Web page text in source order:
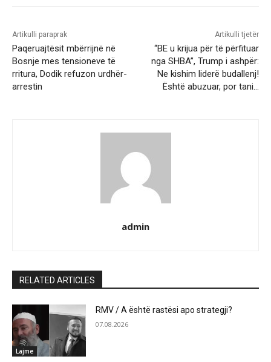
Artikulli paraprak
Paqeruajtësit mbërrijnë në
Bosnje mes tensioneve të
rritura, Dodik refuzon urdhër-
arrestin
Artikulli tjetër
“BE u krijua për të përfituar
nga SHBA”, Trump i ashpër:
Ne kishim liderë budallenj!
Është abuzuar, por tani…
admin
RELATED ARTICLES
Lajme
RMV / A është rastësi apo strategji?
07.08.2026